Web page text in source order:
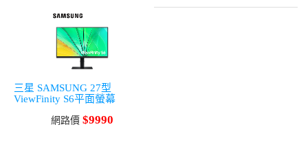
三星 SAMSUNG 27型
ViewFinity S6平面螢幕
網路價 $9990